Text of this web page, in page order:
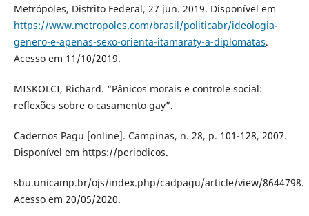
Metrópoles, Distrito Federal, 27 jun. 2019. Disponível em
https://www.metropoles.com/brasil/politicabr/ideologia-
genero-e-apenas-sexo-orienta-itamaraty-a-diplomatas.
Acesso em 11/10/2019.
MISKOLCI, Richard. “Pânicos morais e controle social:
reflexões sobre o casamento gay”.
Cadernos Pagu [online]. Campinas, n. 28, p. 101-128, 2007.
Disponível em https://periodicos.
sbu.unicamp.br/ojs/index.php/cadpagu/article/view/8644798.
Acesso em 20/05/2020.